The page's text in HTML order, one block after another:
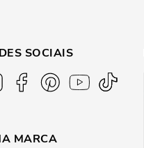
SOCIAIS
MARCA